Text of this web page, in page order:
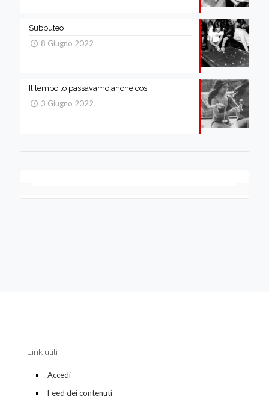
Subbuteo
8 Giugno 2022
Il tempo lo passavamo anche così
3 Giugno 2022
Link utili
Accedi
Feed dei contenuti